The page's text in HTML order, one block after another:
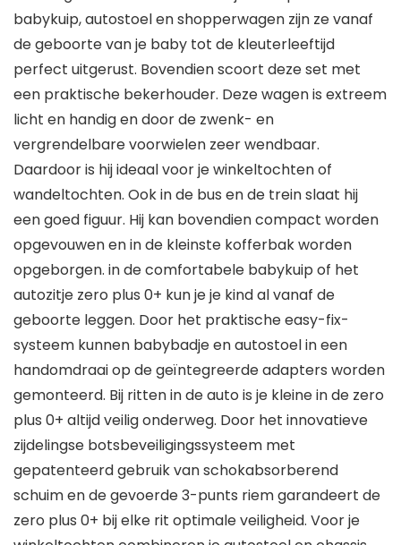
babykuip, autostoel en shopperwagen zijn ze vanaf
de geboorte van je baby tot de kleuterleeftijd
perfect uitgerust. Bovendien scoort deze set met
een praktische bekerhouder. Deze wagen is extreem
licht en handig en door de zwenk- en
vergrendelbare voorwielen zeer wendbaar.
Daardoor is hij ideaal voor je winkeltochten of
wandeltochten. Ook in de bus en de trein slaat hij
een goed figuur. Hij kan bovendien compact worden
opgevouwen en in de kleinste kofferbak worden
opgeborgen. in de comfortabele babykuip of het
autozitje zero plus 0+ kun je je kind al vanaf de
geboorte leggen. Door het praktische easy-fix-
systeem kunnen babybadje en autostoel in een
handomdraai op de geïntegreerde adapters worden
gemonteerd. Bij ritten in de auto is je kleine in de zero
plus 0+ altijd veilig onderweg. Door het innovatieve
zijdelingse botsbeveiligingssysteem met
gepatenteerd gebruik van schokabsorberend
schuim en de gevoerde 3-punts riem garandeert de
zero plus 0+ bij elke rit optimale veiligheid. Voor je